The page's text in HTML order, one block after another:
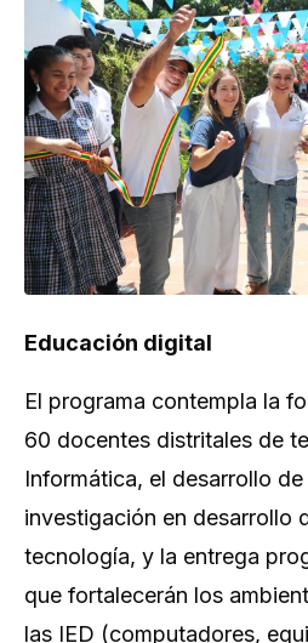
Educación digital
El programa contempla la
60 docentes distritales de
Informática, el desarrollo
investigación en desarrollo
tecnología, y la entrega
que fortalecerán los
las IED (computadores,